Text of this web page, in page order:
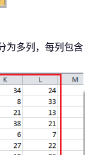
为多列，每列包含